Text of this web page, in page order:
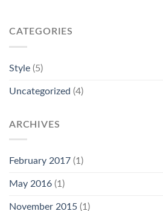
CATEGORIES
Style (5)
Uncategorized (4)
ARCHIVES
February 2017 (1)
May 2016 (1)
November 2015 (1)